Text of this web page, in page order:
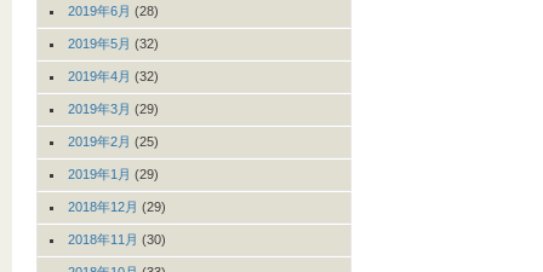
2019年6月 (28)
2019年5月 (32)
2019年4月 (32)
2019年3月 (29)
2019年2月 (25)
2019年1月 (29)
2018年12月 (29)
2018年11月 (30)